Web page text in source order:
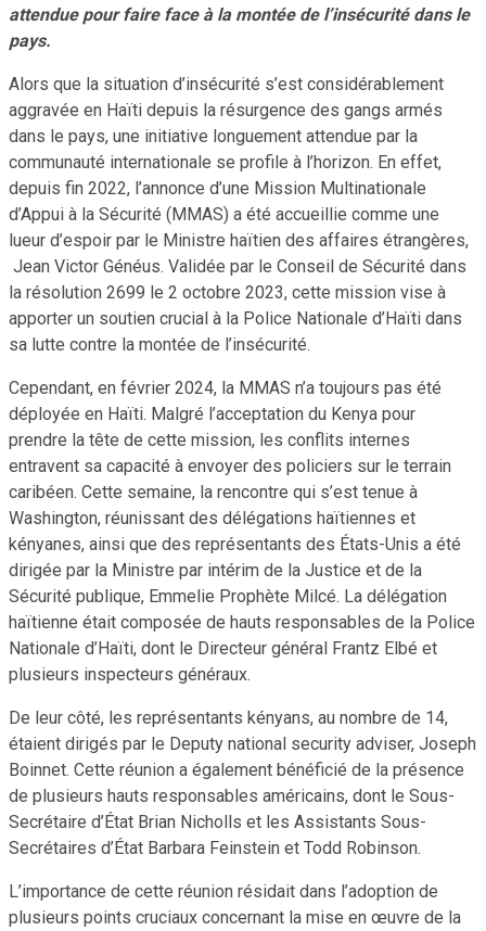
attendue pour faire face à la montée de l’insécurité dans le
pays.
Alors que la situation d’insécurité s’est considérablement
aggravée en Haïti depuis la résurgence des gangs armés
dans le pays, une initiative longuement attendue par la
communauté internationale se profile à l’horizon. En effet,
depuis fin 2022, l’annonce d’une Mission Multinationale
d’Appui à la Sécurité (MMAS) a été accueillie comme une
lueur d’espoir par le Ministre haïtien des affaires étrangères,
Jean Victor Généus. Validée par le Conseil de Sécurité dans
la résolution 2699 le 2 octobre 2023, cette mission vise à
apporter un soutien crucial à la Police Nationale d’Haïti dans
sa lutte contre la montée de l’insécurité.
Cependant, en février 2024, la MMAS n’a toujours pas été
déployée en Haïti. Malgré l’acceptation du Kenya pour
prendre la tête de cette mission, les conflits internes
entravent sa capacité à envoyer des policiers sur le terrain
caribéen. Cette semaine, la rencontre qui s’est tenue à
Washington, réunissant des délégations haïtiennes et
kényanes, ainsi que des représentants des États-Unis a été
dirigée par la Ministre par intérim de la Justice et de la
Sécurité publique, Emmelie Prophète Milcé. La délégation
haïtienne était composée de hauts responsables de la Police
Nationale d’Haïti, dont le Directeur général Frantz Elbé et
plusieurs inspecteurs généraux.
De leur côté, les représentants kényans, au nombre de 14,
étaient dirigés par le Deputy national security adviser, Joseph
Boinnet. Cette réunion a également bénéficié de la présence
de plusieurs hauts responsables américains, dont le Sous-
Secrétaire d’État Brian Nicholls et les Assistants Sous-
Secrétaires d’État Barbara Feinstein et Todd Robinson.
L’importance de cette réunion résidait dans l’adoption de
plusieurs points cruciaux concernant la mise en œuvre de la